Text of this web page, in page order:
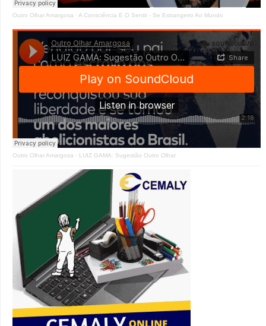
Outro Olhar Amargosa · A Consciência E O Sentir - Se Estrangeiro Ao Mundo
Outro Olhar Amargosa · LUIZ GAMA: Sugestão Outro Olhar